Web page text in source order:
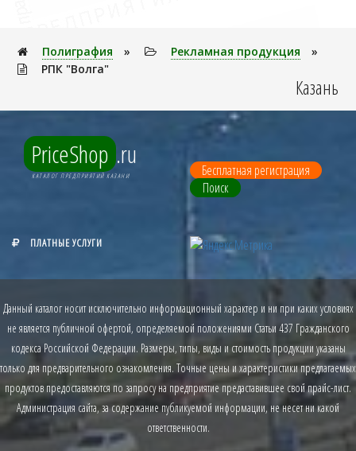
Полигpафия » Рекламная продукция
»
РПК "Волга"
Казань
PriceShop .ru
КАТАЛОГ ПРЕДПРИЯТИЙ КАЗАНИ
Бесплатная регистрация
Поиск
ПЛАТНЫЕ УСЛУГИ
Данный каталог носит исключительно информационный характер и ни при каких условиях
не является публичной офертой, определяемой положениями Статьи 437 Гражданского
кодекса Российской Федерации. Размеры, типы, виды и стоимость продукции указаны
только для предварительного ознакомления. Точные цены и характеристики предлагаемых
продуктов предоставляются по запросу на предприятие предаставившее свой прайс-лист.
Администрация сайта, за содержание публикуемой информации, не несет ни какой
ответственности.